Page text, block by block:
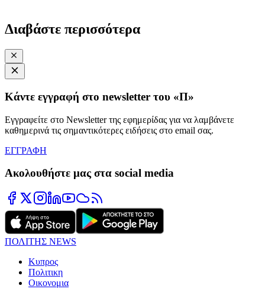
Διαβάστε περισσότερα
Κάντε εγγραφή στο newsletter του «Π»
Εγγραφείτε στο Newsletter της εφημερίδας για να λαμβάνετε
καθημερινά τις σημαντικότερες ειδήσεις στο email σας.
ΕΓΓΡΑΦΗ
Ακολουθήστε μας στα social media
ΠΟΛΙΤΗΣ NEWS
Κυπρος
Πολιτικη
Οικονομια